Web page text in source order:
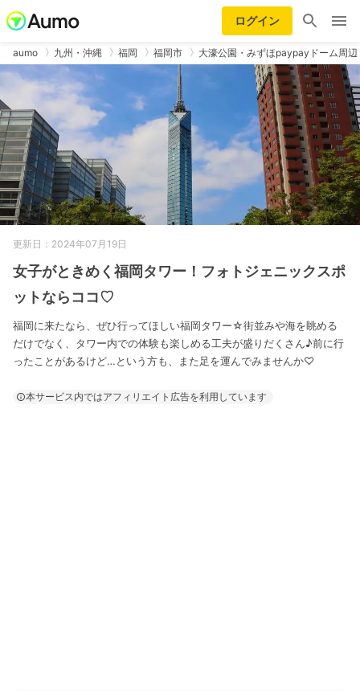
ログイン
aumo 九州・沖縄 福岡 福岡市 大濠公園・みずほpaypayドーム周辺
更新日：2024年07月19日
女子がときめく福岡タワー！フォトジェニックスポ
ットならココ♡
福岡に来たなら、ぜひ行ってほしい福岡タワー☆街並みや海を眺める
だけでなく、タワー内での体験も楽しめる工夫が盛りだくさん♪前に行
ったことがあるけど…という方も、また足を運んでみませんか♡
本サービス内ではアフィリエイト広告を利用しています